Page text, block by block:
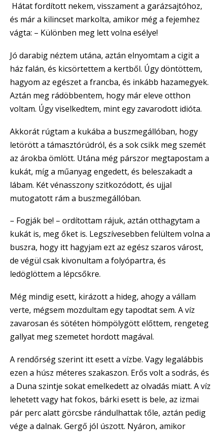
Hátat fordított nekem, visszament a garázsajtóhoz,
és már a kilincset markolta, amikor még a fejemhez
vágta: – Különben meg lett volna esélye!
Jó darabig néztem utána, aztán elnyomtam a cigit a
ház falán, és kicsörtettem a kertből. Úgy döntöttem,
hagyom az egészet a francba, és inkább hazamegyek.
Aztán meg rádöbbentem, hogy már eleve otthon
voltam. Úgy viselkedtem, mint egy zavarodott idióta.
Akkorát rúgtam a kukába a buszmegállóban, hogy
letörött a támasztórúdról, és a sok csikk meg szemét
az árokba ömlött. Utána még párszor megtapostam a
kukát, míg a műanyag engedett, és beleszakadt a
lábam. Két vénasszony szitkozódott, és ujjal
mutogatott rám a buszmegállóban.
– Fogják be! – ordítottam rájuk, aztán otthagytam a
kukát is, meg őket is. Legszívesebben felültem volna a
buszra, hogy itt hagyjam ezt az egész szaros várost,
de végül csak kivonultam a folyópartra, és
ledöglöttem a lépcsőkre.
Még mindig esett, kirázott a hideg, ahogy a vállam
verte, mégsem mozdultam egy tapodtat sem. A víz
zavarosan és sötéten hömpölygött előttem, rengeteg
gallyat meg szemetet hordott magával.
A rendőrség szerint itt esett a vízbe. Vagy legalábbis
ezen a húsz méteres szakaszon. Erős volt a sodrás, és
a Duna szintje sokat emelkedett az olvadás miatt. A víz
lehetett vagy hat fokos, bárki esett is bele, az izmai
pár perc alatt görcsbe rándulhattak tőle, aztán pedig
vége a dalnak. Gergő jól úszott. Nyáron, amikor